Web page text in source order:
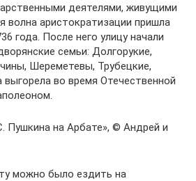
деятелями, живущими
волна аристократизации пришла
года. После него улицу начали
семьи: Долгорукие,
Шереметевы, Трубецкие,
во время Отечественной
Пушкина на Арбате», © Андрей и
можно было ездить на